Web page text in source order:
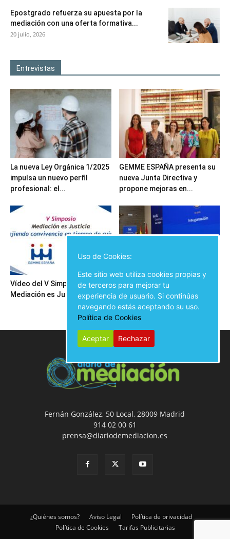
Epostgrado refuerza su apuesta por la
mediación con una oferta formativa...
20 julio, 2026
Entrevistas
La nueva Ley Orgánica 1/2025
impulsa un nuevo perfil
profesional: el...
GEMME ESPAÑA presenta su
nueva Junta Directiva y
propone mejoras en...
Vídeo del V Simposio
Mediación es Justicia
Inauguración del V Simposio
Mediación es Justicia
Fernán González, 50 Local, 28009 Madrid
914 02 00 61
prensa@diariodemediacion.es
¿Quiénes somos? Aviso Legal
Política de privacidad
Política de Cookies
Tarifas Publicitarias
Uso de Cookies:
Este sitio web utiliza cookies propias y
de terceros para mejorar tu
experiencia de usuario. Si continúas
navegando estás aceptando su uso.
Política de Cookies
Aceptar Rechazar